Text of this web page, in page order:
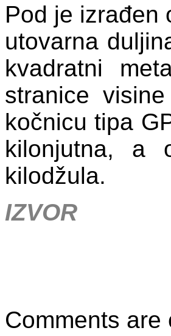
Pod je izrađen
utovarna
kvadratni
stranice
kočnicu tipa
kilonjutna, a
kilodžula.
IZVOR
Comments are